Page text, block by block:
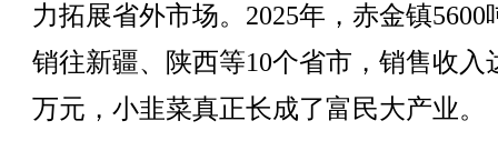
力拓展省外市场。2025年，赤金镇5600
销往新疆、陕西等10个省市，销售收入
万元，小韭菜真正长成了富民大产业。